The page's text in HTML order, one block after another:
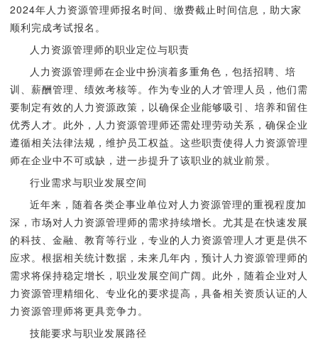
2024年人力资源管理师报名时间、缴费截止时间信息，助大家
顺利完成考试报名。
人力资源管理师的职业定位与职责
人力资源管理师在企业中扮演着多重角色，包括招聘、培
训、薪酬管理、绩效考核等。作为专业的人才管理人员，他们需
要制定有效的人力资源政策，以确保企业能够吸引、培养和留住
优秀人才。此外，人力资源管理师还需处理劳动关系，确保企业
遵循相关法律法规，维护员工权益。这些职责使得人力资源管理
师在企业中不可或缺，进一步提升了该职业的就业前景。
行业需求与职业发展空间
近年来，随着各类企事业单位对人力资源管理的重视程度加
深，市场对人力资源管理师的需求持续增长。尤其是在快速发展
的科技、金融、教育等行业，专业的人力资源管理人才更是供不
应求。根据相关统计数据，未来几年内，预计人力资源管理师的
需求将保持稳定增长，职业发展空间广阔。此外，随着企业对人
力资源管理精细化、专业化的要求提高，具备相关资质认证的人
力资源管理师将更具竞争力。
技能要求与职业发展路径